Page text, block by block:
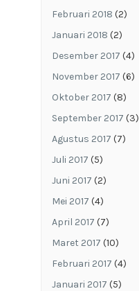
Februari 2018 (2)
Januari 2018 (2)
Desember 2017 (4)
November 2017 (6)
Oktober 2017 (8)
September 2017 (3)
Agustus 2017 (7)
Juli 2017 (5)
Juni 2017 (2)
Mei 2017 (4)
April 2017 (7)
Maret 2017 (10)
Februari 2017 (4)
Januari 2017 (5)